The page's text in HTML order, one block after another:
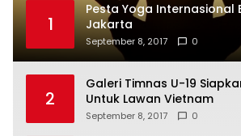
1
Pesta Yoga Internasional
Jakarta
September 8, 2017 0
2
Galeri Timnas U-19
Untuk Lawan Vietnam
September 8, 2017 0